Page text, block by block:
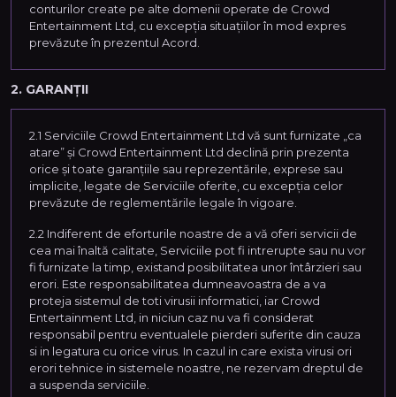
conturilor create pe alte domenii operate de Crowd
Entertainment Ltd, cu excepția situațiilor în mod expres
prevăzute în prezentul Acord.
2. GARANȚII
2.1 Serviciile Crowd Entertainment Ltd vă sunt furnizate „ca
atare” și Crowd Entertainment Ltd declină prin prezenta
orice și toate garanțiile sau reprezentările, exprese sau
implicite, legate de Serviciile oferite, cu excepția celor
prevăzute de reglementările legale în vigoare.
2.2 Indiferent de eforturile noastre de a vă oferi servicii de
cea mai înaltă calitate, Serviciile pot fi intrerupte sau nu vor
fi furnizate la timp, existand posibilitatea unor întârzieri sau
erori. Este responsabilitatea dumneavoastra de a va
proteja sistemul de toti virusii informatici, iar Crowd
Entertainment Ltd, in niciun caz nu va fi considerat
responsabil pentru eventualele pierderi suferite din cauza
si in legatura cu orice virus. In cazul in care exista virusi ori
erori tehnice in sistemele noastre, ne rezervam dreptul de
a suspenda serviciile.